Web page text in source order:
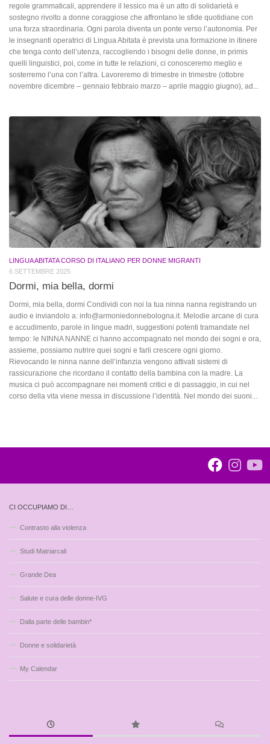
regole grammaticali, apprendere il lessico ma è un atto di solidarietà e
sostegno rivolto a donne coraggiose che affrontano le sfide quotidiane con
una forza straordinaria. Ogni parola diventa un ponte verso l’autonomia. Per
le insegnanti operatrici di Lingua Abitata è prevista una formazione in itinere
che tenga conto dell’utenza, raccogliendo i bisogni delle donne, in primis
quelli linguistici, poi, come in tutte le relazioni, ci conosceremo meglio e
sosterremo l’una con l’altra. Lavoreremo di trimestre in trimestre (ottobre
novembre dicembre – gennaio febbraio marzo – aprile maggio giugno), ad...
LINGUA ABITATA CORSO DI ITALIANO PER DONNE MIGRANTI
6 SETTEMBRE 2025
Dormi, mia bella, dormi
Dormi, mia bella, dormi Condividi con noi la tua ninna nanna registrando un
audio e inviandolo a: info@armoniedonnebologna.it. Melodie arcane di cura
e accudimento, parole in lingue madri, suggestioni potenti tramandate nel
tempo: le NINNA NANNE ci hanno accompagnato nel mondo dei sogni e ora,
assieme, possiamo nutrire quei sogni e farli crescere ogni giorno.
Rievocando le ninna nanne dell’infanzia vengono attivati sistemi di
rassicurazione che ricordano il contatto della bambina con la madre. La
musica ci può accompagnare nei momenti critici e di passaggio, in cui nel
corso della vita viene messa in discussione l’identità. Nel mondo dei suoni...
CI OCCUPIAMO DI…
Contrasto alla violenza
Studi Matriarcali
Grande Dea
Salute e cura delle donne-IVG
Dalla parte delle bambin*
Donne e solidarietà
My Calendar